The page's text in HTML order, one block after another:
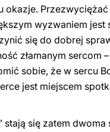
okazje. Przezwyciężać
wyzwaniem jest
się do dobrej
złamanym sercom
sobie, że w sercu
jest miejscem
stają się zatem dwoma